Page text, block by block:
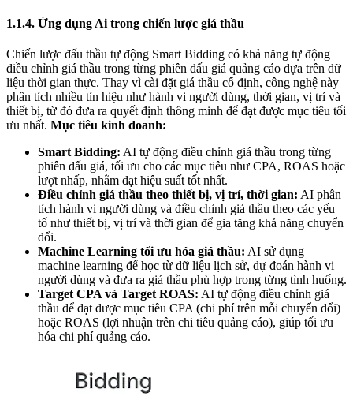
1.1.4. Ứng dụng Ai trong chiến lược giá thầu
Chiến lược đấu thầu tự động Smart Bidding có khả năng tự động
điều chỉnh giá thầu trong từng phiên đấu giá quảng cáo dựa trên dữ
liệu thời gian thực. Thay vì cài đặt giá thầu cố định, công nghệ này
phân tích nhiều tín hiệu như hành vi người dùng, thời gian, vị trí và
thiết bị, từ đó đưa ra quyết định thông minh để đạt được mục tiêu tối
ưu nhất. Mục tiêu kinh doanh:
Smart Bidding: AI tự động điều chỉnh giá thầu trong từng
phiên đấu giá, tối ưu cho các mục tiêu như CPA, ROAS hoặc
lượt nhấp, nhằm đạt hiệu suất tốt nhất.
Điều chỉnh giá thầu theo thiết bị, vị trí, thời gian: AI phân
tích hành vi người dùng và điều chỉnh giá thầu theo các yếu
tố như thiết bị, vị trí và thời gian để gia tăng khả năng chuyển
đổi.
Machine Learning tối ưu hóa giá thầu: AI sử dụng
machine learning để học từ dữ liệu lịch sử, dự đoán hành vi
người dùng và đưa ra giá thầu phù hợp trong từng tình huống.
Target CPA và Target ROAS: AI tự động điều chỉnh giá
thầu để đạt được mục tiêu CPA (chi phí trên mỗi chuyển đổi)
hoặc ROAS (lợi nhuận trên chi tiêu quảng cáo), giúp tối ưu
hóa chi phí quảng cáo.